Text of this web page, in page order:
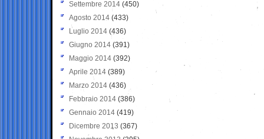
Settembre 2014 (450)
Agosto 2014 (433)
Luglio 2014 (436)
Giugno 2014 (391)
Maggio 2014 (392)
Aprile 2014 (389)
Marzo 2014 (436)
Febbraio 2014 (386)
Gennaio 2014 (419)
Dicembre 2013 (367)